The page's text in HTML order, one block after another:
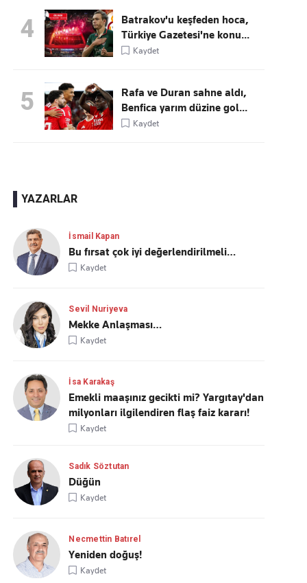
4
Batrakov'u keşfeden hoca,
Türkiye Gazetesi'ne konu...
Kaydet
5
Rafa ve Duran sahne aldı,
Benfica yarım düzine gol...
Kaydet
YAZARLAR
İsmail Kapan
Bu fırsat çok iyi değerlendirilmeli…
Kaydet
Sevil Nuriyeva
Mekke Anlaşması…
Kaydet
İsa Karakaş
Emekli maaşınız gecikti mi? Yargıtay'dan
milyonları ilgilendiren flaş faiz kararı!
Kaydet
Sadık Söztutan
Düğün
Kaydet
Necmettin Batırel
Yeniden doğuş!
Kaydet